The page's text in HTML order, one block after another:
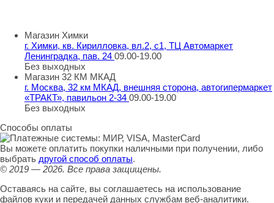
Магазин Химки
г. Химки, кв. Кирилловка, вл.2, с1, ТЦ Автомаркет
Ленинградка, пав. 24 09.00-19.00
Без выходных
Магазин 32 КМ МКАД
г. Москва, 32 км МКАД, внешняя сторона, автогипермаркет
«ТРАКТ», павильон 2-34 09.00-19.00
Без выходных
Способы оплаты
Вы можете оплатить покупки наличными при получении, либо
выбрать другой способ оплаты.
© 2019 — 2026. Все права защищены.
Оставаясь на сайте, вы соглашаетесь на использование
файлов куки и передачей данных службам веб-аналитики.